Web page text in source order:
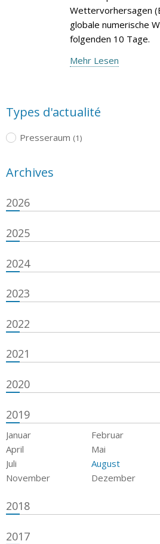
Wettervorhersagen
globale numerische
folgenden 10 Tage.
Mehr Lesen
Types d'actualité
Presseraum (1)
Archives
2026
2025
2024
2023
2022
2021
2020
2019
Januar Februar
April
Mai
Juli
August
November
Dezember
2018
2017